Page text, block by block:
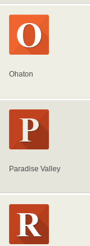
Ohaton
Paradise Valley